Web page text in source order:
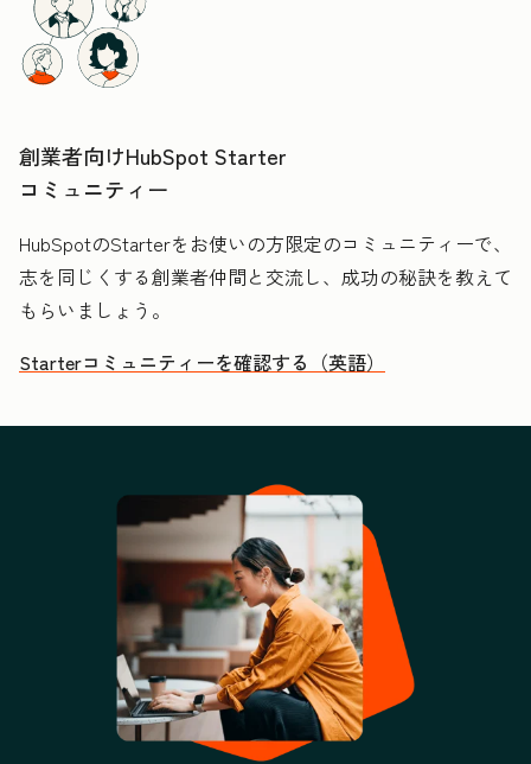
創業者向けHubSpot Starter
コミュニティー
HubSpotのStarterをお使いの方限定のコミュニティーで、
志を同じくする創業者仲間と交流し、成功の秘訣を教えて
もらいましょう。
Starterコミュニティーを確認する（英語）